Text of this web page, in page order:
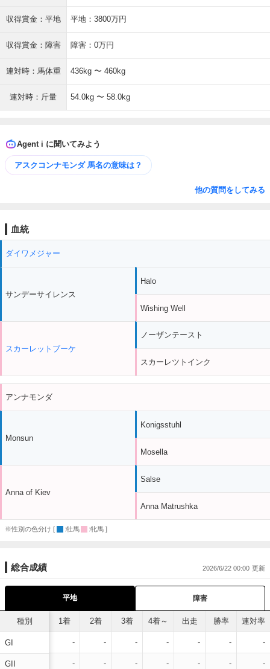
収得賞金：平地 平地：3800万円
収得賞金：障害 障害：0万円
連対時：馬体重 436kg 〜 460kg
連対時：斤量 54.0kg 〜 58.0kg
Agent i に聞いてみよう
アスクコンナモンダ 馬名の意味は？
他の質問をしてみる
血統
ダイワメジャー
サンデーサイレンス
スカーレットブーケ
Halo
Wishing Well
ノーザンテースト
スカーレツトインク
アンナモンダ
Monsun
Anna of Kiev
Konigsstuhl
Mosella
Salse
Anna Matrushka
※性別の色分け [ :牡馬 :牝馬 ]
総合成績 2026/6/22 00:00
平地 障害
種別
GI
GII
1着 2着 3着 4着～ 出走 勝率 連対率
- - - - - - -
- - - - - - -